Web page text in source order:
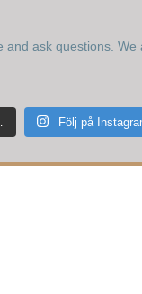
ask questions. We
Följ på